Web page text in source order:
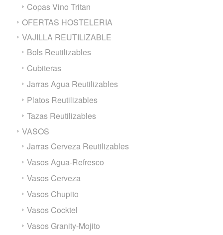
Copas Vino Tritan
OFERTAS HOSTELERIA
VAJILLA REUTILIZABLE
Bols Reutilizables
Cubiteras
Jarras Agua Reutilizables
Platos Reutilizables
Tazas Reutilizables
VASOS
Jarras Cerveza Reutilizables
Vasos Agua-Refresco
Vasos Cerveza
Vasos Chupito
Vasos Cocktel
Vasos Granity-Mojito